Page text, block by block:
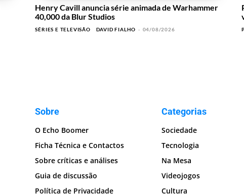
Henry Cavill anuncia série animada de Warhammer
40,000 da Blur Studios
SÉRIES E TELEVISÃO DAVID FIALHO - 04/08/2026
Sobre
O Echo Boomer
Ficha Técnica e Contactos
Sobre críticas e análises
Guia de discussão
Política de Privacidade
Categorias
Sociedade
Tecnologia
Na Mesa
Videojogos
Cultura